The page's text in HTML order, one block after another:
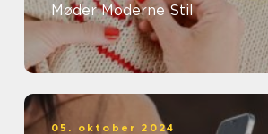
Møder Moderne Stil
05. oktober 2024